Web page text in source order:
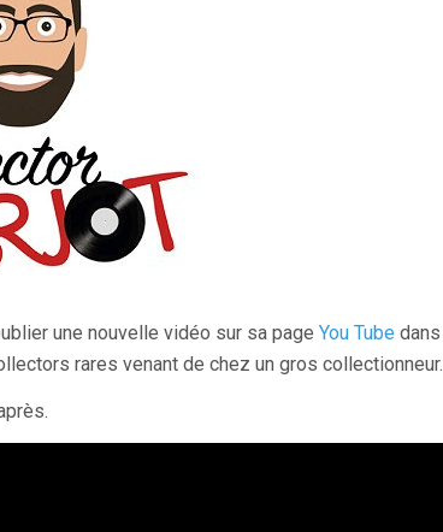
une nouvelle vidéo sur sa page You Tube dans
rares venant de chez un gros collectionneur.